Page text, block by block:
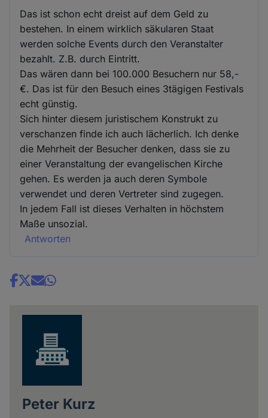
Das ist schon echt dreist auf dem Geld zu
bestehen. In einem wirklich säkularen Staat
werden solche Events durch den Veranstalter
bezahlt. Z.B. durch Eintritt.
Das wären dann bei 100.000 Besuchern nur 58,-
€. Das ist für den Besuch eines 3tägigen Festivals
echt günstig.
Sich hinter diesem juristischem Konstrukt zu
verschanzen finde ich auch lächerlich. Ich denke
die Mehrheit der Besucher denken, dass sie zu
einer Veranstaltung der evangelischen Kirche
gehen. Es werden ja auch deren Symbole
verwendet und deren Vertreter sind zugegen.
In jedem Fall ist dieses Verhalten in höchstem
Maße unsozial.
Antworten
Share
Peter Kurz